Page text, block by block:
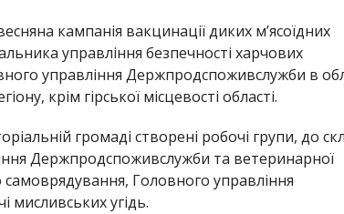
кампанія вакцинації диких м’ясоїдних
управління безпечності харчових
управління Держпродспоживслужби в
крім гірської місцевості області.
громаді створені робочі групи, до
Держпродспоживслужби та ветеринарної
Головного управління
мисливських угідь.